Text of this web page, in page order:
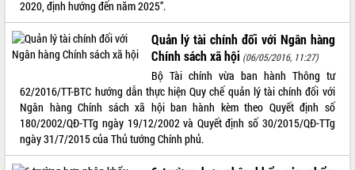
THỐNG KÊ TRUY CẬP
Tất cả: 66036153
2020, định hướng đến năm 2025”.
Quản lý tài chính đối với Ngân hàng
Chính sách xã hội (06/05/2016, 11:27)
Bộ Tài chính vừa ban hành Thông tư
62/2016/TT-BTC hướng dẫn thực hiện Quy chế quản lý tài chính đối với
Ngân hàng Chính sách xã hội ban hành kèm theo Quyết định số
180/2002/QĐ-TTg ngày 19/12/2002 và Quyết định số 30/2015/QĐ-TTg
ngày 31/7/2015 của Thủ tướng Chính phủ.